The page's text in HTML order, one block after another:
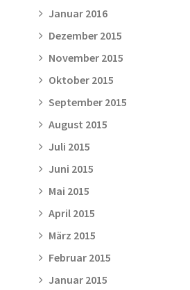
Januar 2016
Dezember 2015
November 2015
Oktober 2015
September 2015
August 2015
Juli 2015
Juni 2015
Mai 2015
April 2015
März 2015
Februar 2015
Januar 2015